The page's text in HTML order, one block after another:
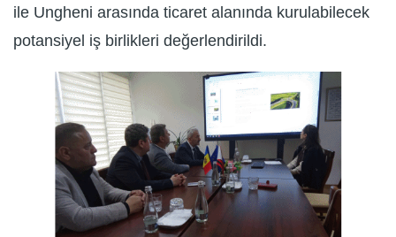
ile Ungheni arasında ticaret alanında kurulabilecek
potansiyel iş birlikleri değerlendirildi.